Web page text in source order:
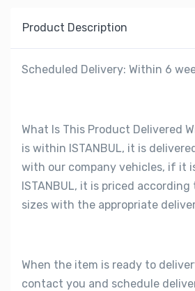
Product Description
Scheduled Delivery: Within 6
What Is This Product Delivered
is within ISTANBUL, it is
with our company vehicles, if it
ISTANBUL, it is priced
sizes with the appropriate
When the item is ready to
contact you and schedule